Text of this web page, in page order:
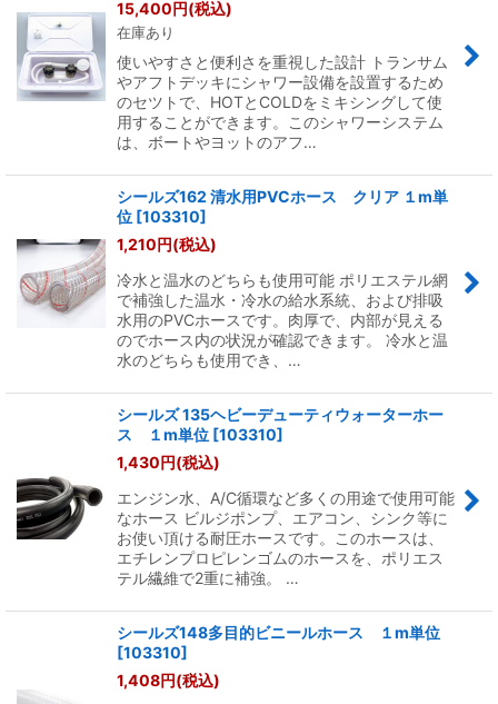
15,400円(税込)
在庫あり
使いやすさと便利さを重視した設計 トランサム
やアフトデッキにシャワー設備を設置するため
のセツトで、HOTとCOLDをミキシングして使
用することができます。このシャワーシステム
は、ボートやヨットのアフ…
シールズ162 清水用PVCホース クリア １m単
位 [103310]
1,210円(税込)
冷水と温水のどちらも使用可能 ポリエステル網
で補強した温水・冷水の給水系統、および排吸
水用のPVCホースです。肉厚で、内部が見える
のでホース内の状況が確認できます。 冷水と温
水のどちらも使用でき、…
シールズ 135ヘビーデューティウォーターホー
ス １m単位 [103310]
1,430円(税込)
エンジン水、A/C循環など多くの用途で使用可能
なホース ビルジポンプ、エアコン、シンク等に
お使い頂ける耐圧ホースです。このホースは、
エチレンプロピレンゴムのホースを、ポリエス
テル繊維で2重に補強。 …
シールズ148多目的ビニールホース １m単位
[103310]
1,408円(税込)